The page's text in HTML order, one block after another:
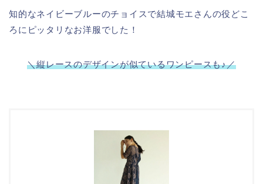
知的なネイビーブルーのチョイスで結城モエさんの役どこ
ろにピッタリなお洋服でした！
＼縦レースのデザインが似ているワンピースも♪／